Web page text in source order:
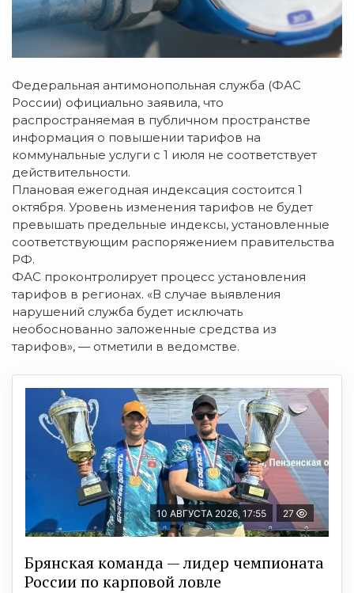
Федеральная антимонопольная служба (ФАС
России) официально заявила, что
распространяемая в публичном пространстве
информация о повышении тарифов на
коммунальные услуги с 1 июля не соответствует
действительности.
Плановая ежегодная индексация состоится 1
октября. Уровень изменения тарифов не будет
превышать предельные индексы, установленные
соответствующим распоряжением правительства
РФ.
ФАС проконтролирует процесс установления
тарифов в регионах. «В случае выявления
нарушений служба будет исключать
необоснованно заложенные средства из
тарифов», — отметили в ведомстве.
10 АВГУСТА 2026, 17:55 27
Брянская команда — лидер чемпионата
России по карповой ловле